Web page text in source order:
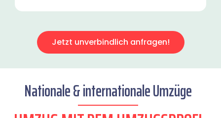
Jetzt unverbindlich anfragen!
Nationale & internationale Umzüge